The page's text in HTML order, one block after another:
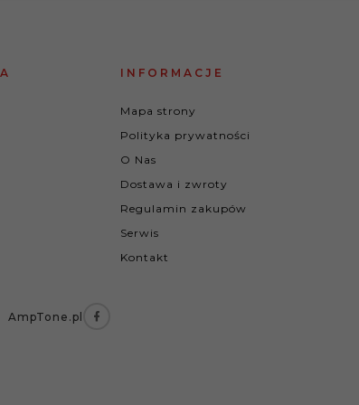
INFORMACJE
Mapa strony
Polityka prywatności
O Nas
Dostawa i zwroty
Regulamin zakupów
Serwis
Kontakt
AmpTone.pl